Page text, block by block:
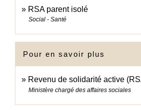
RSA parent isolé
Social - Santé
Pour en savoir plus
Revenu de solidarité active
Ministère chargé des affaires sociales